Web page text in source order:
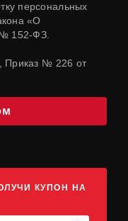
персональных
«О
152-ФЗ.
Приказ № 226 от
КУПОН НА